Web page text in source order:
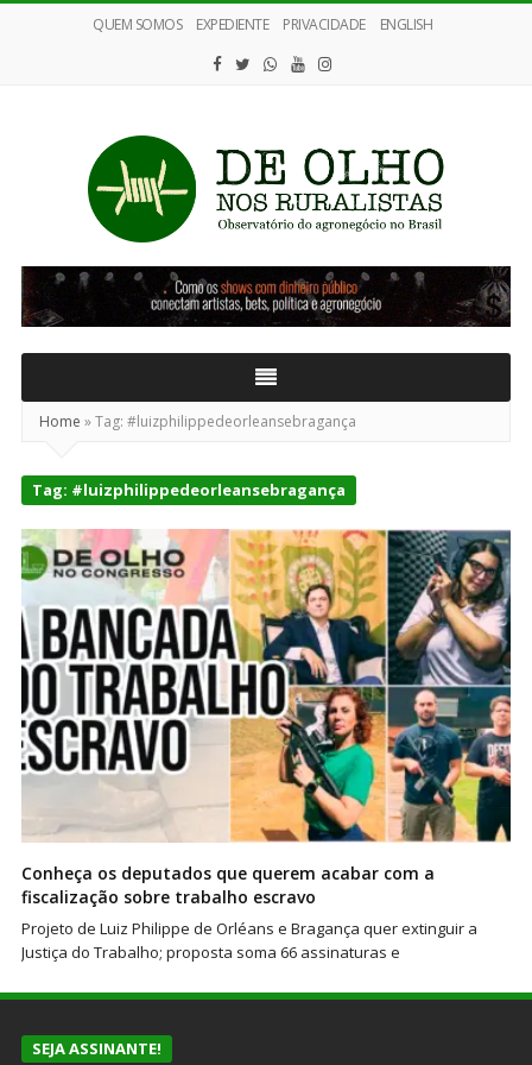
QUEM SOMOS EXPEDIENTE PRIVACIDADE ENGLISH
De
Olho
nos
Home »Tag: #luizphilippedeorleansebragança
Tag: #luizphilippedeorleansebragança
Conheça os deputados que querem acabar com a
fiscalização sobre trabalho escravo
Projeto de Luiz Philippe de Orléans e Bragança quer extinguir a
Justiça do Trabalho; proposta soma 66 assinaturas e
SEJA ASSINANTE!